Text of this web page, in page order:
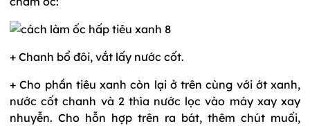
+ Chanh bổ đôi, vắt lấy nước cốt.
+ Cho phần tiêu xanh còn lại ở trên cùng với ớt xanh,
nước cốt chanh và 2 thìa nước lọc vào máy xay xay
nhuyễn. Cho hỗn hợp trên ra bát, thêm chút muối,